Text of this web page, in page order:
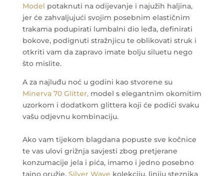
Model potaknuti na odijevanje i najužih haljina,
jer će zahvaljujući svojim posebnim elastičnim
trakama podupirati lumbalni dio leđa, definirati
bokove, podignuti stražnjicu te oblikovati struk i
otkriti vam da zapravo imate bolju siluetu nego
što mislite.
A za najluđu noć u godini kao stvorene su
Minerva 70 Glitter,model s elegantnim okomitim
uzorkom i dodatkom glittera koji će podići svaku
vašu odjevnu kombinaciju.
Ako vam tijekom blagdana popuste sve kočnice
te vas ulovi grižnja savjesti zbog pretjerane
konzumacije jela i pića, imamo i jedno posebno
tajno oružje, Silver Wave kolekciju, liniju steznika